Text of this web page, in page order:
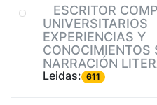
ESCRITOR
UNIVERSITARIOS
EXPERIENCIAS Y
CONOCIMIENTOS
NARRACIÓN
Leidas: 611